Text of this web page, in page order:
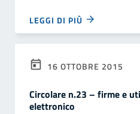
LEGGI DI PIÙ
16 OTTOBRE 2015
Circolare n.23 – firme e
elettronico